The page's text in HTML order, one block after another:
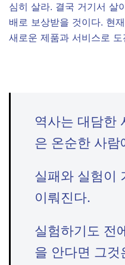
심히 살라. 결국 거기서 살
배로 보상받을 것이다. 현
새로운 제품과 서비스로 도
역사는 대담한
은 온순한 사람
실패와 실험이
이뤄진다.
실험하기도 전
을 안다면 그것